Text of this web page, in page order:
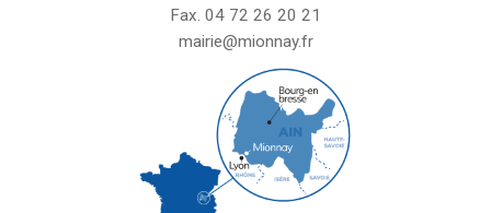
Fax. 04 72 26 20 21
mairie@mionnay.fr